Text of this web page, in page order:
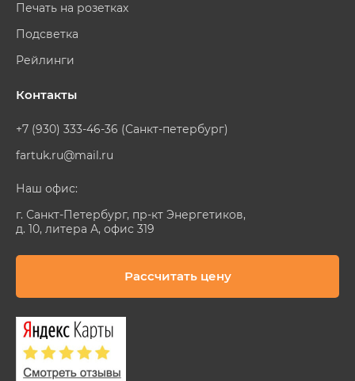
Печать на розетках
Подсветка
Рейлинги
Контакты
+7 (930) 333-46-36 (Санкт-петербург)
fartuk.ru@mail.ru
Наш офис:
г. Санкт-Петербург, пр-кт Энергетиков,
д. 10, литера А, офис 319
Рассчитать цену